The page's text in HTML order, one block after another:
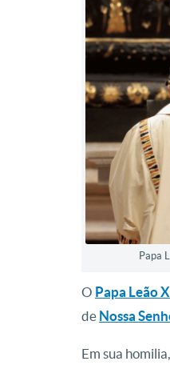
Papa
O Papa Leão
de Nossa
Em sua